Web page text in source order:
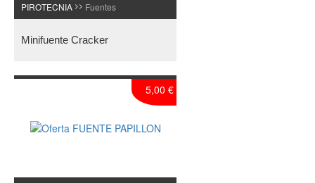
PIROTECNIA >> Fuentes
Minifuente Cracker
5,00 €